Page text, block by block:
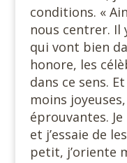
conditions. «
nous centrer. Il
qui vont bien
honore, les
dans ce sens.
moins
éprouvantes.
et j’essaie de
petit, j’oriente